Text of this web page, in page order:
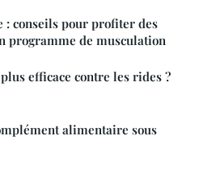
: conseils pour profiter des
programme de musculation
efficace contre les rides ?
alimentaire sous